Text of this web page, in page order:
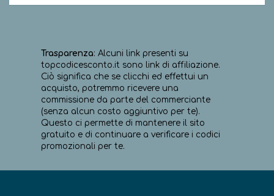
Trasparenza: Alcuni link presenti su
topcodicesconto.it sono link di affiliazione.
Ciò significa che se clicchi ed effettui un
acquisto, potremmo ricevere una
commissione da parte del commerciante
(senza alcun costo aggiuntivo per te).
Questo ci permette di mantenere il sito
gratuito e di continuare a verificare i codici
promozionali per te.